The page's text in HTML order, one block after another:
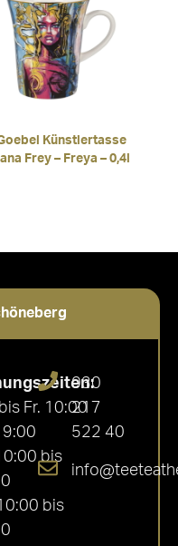
Künstlertasse
Frey – Freya – 0,4l
Fr. 10:00
bis
bis
030
217
522 40